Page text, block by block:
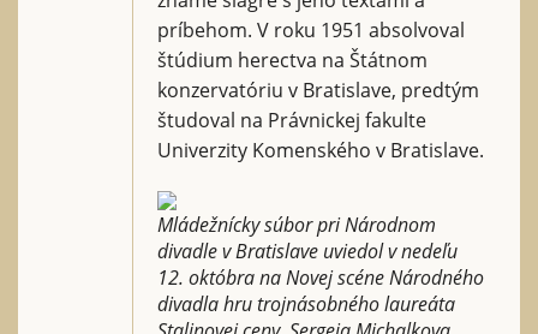
príbehom. V roku 1951 absolvoval
štúdium herectva na Štátnom
konzervatóriu v Bratislave, predtým
študoval na Právnickej fakulte
Univerzity Komenského v Bratislave.
Mládežnícky súbor pri Národnom
divadle v Bratislave uviedol v nedeľu
12. októbra na Novej scéne Národného
divadla hru trojnásobného laureáta